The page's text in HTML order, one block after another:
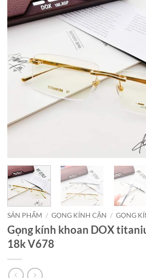
SẢN PHẨM / GỌNG KÍNH CẬN / GỌNG
Gọng kính khoan DOX
18k V678